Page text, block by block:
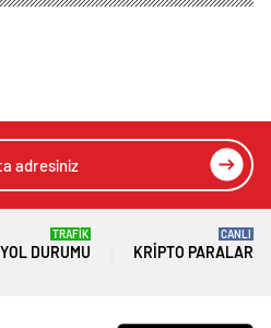
YOL DURUMU
TRAFİK
KRIPTO PARALAR
CANLI